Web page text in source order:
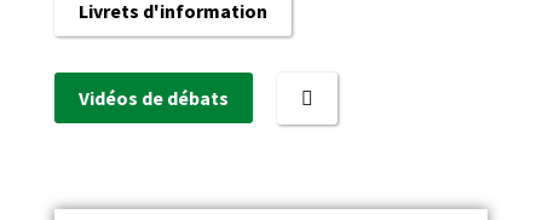
Livrets d'information
Vidéos de débats